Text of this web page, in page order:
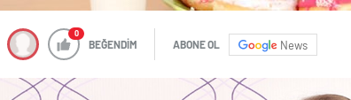
0
BEĞENDİM ABONE OL News